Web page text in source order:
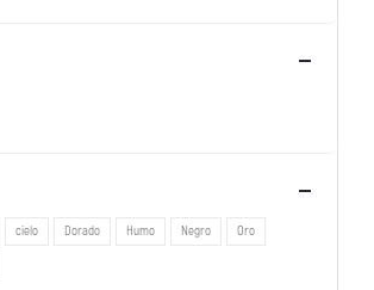
cielo Dorado Humo Negro Oro